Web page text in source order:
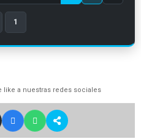
1
like a nuestras redes sociales